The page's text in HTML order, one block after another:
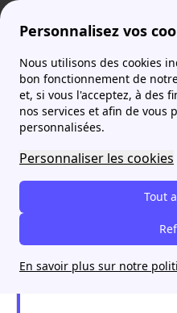
Personnalisez vos
Nous utilisons des cookies
bon fonctionnement de
et, si vous l'acceptez, à des
nos services et afin de vous
personnalisées.
Personnaliser les cookies
Tout
En savoir plus sur notre
Agence France Électricité